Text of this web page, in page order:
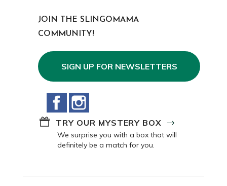
JOIN THE SLINGOMAMA
COMMUNITY!
SIGN UP FOR NEWSLETTERS
Facebook
TRY OUR MYSTERY BOX
We surprise you with a box that will
definitely be a match for you.